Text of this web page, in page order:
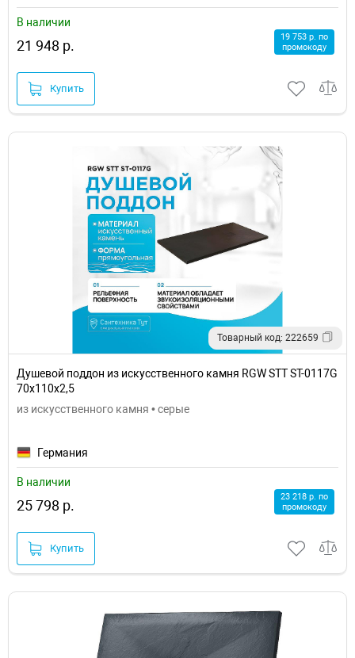
В наличии
21 948 р.
19 753 р. по
промокоду
Купить
Товарный код: 222659
Душевой поддон из искусственного камня RGW STT ST-0117G
70x110x2,5
из искусственного камня • серые
Германия
В наличии
25 798 р.
23 218 р. по
промокоду
Купить